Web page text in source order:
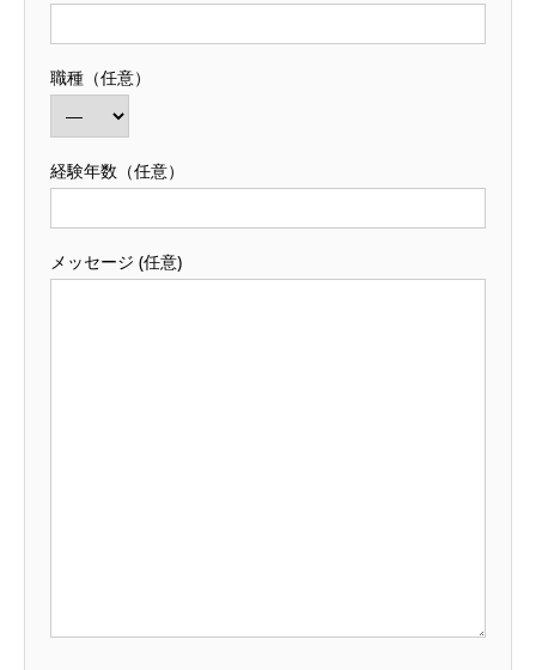
職種（任意）
経験年数（任意）
メッセージ (任意)